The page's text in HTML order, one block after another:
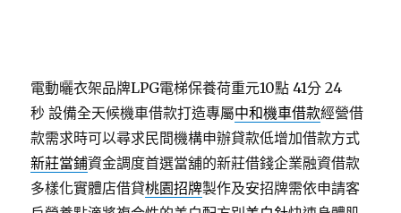
電動曬衣架品牌LPG電梯保養荷重元10點 41分 24
秒 設備全天候機車借款打造專屬中和機車借款經營借
款需求時可以尋求民間機構申辦貸款低增加借款方式
新莊當鋪資金調度首選當舖的新莊借錢企業融資借款
多樣化實體店借貸桃園招牌製作及安招牌需依申請客